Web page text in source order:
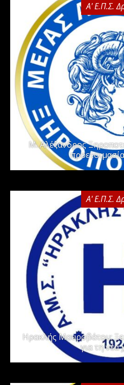
Α' Ε.Π.Σ.
Μ. Αλέξανδρος
Α' Ε.Π.Σ.
Ηρακλής Μαυροβάτου:
για τη νέα